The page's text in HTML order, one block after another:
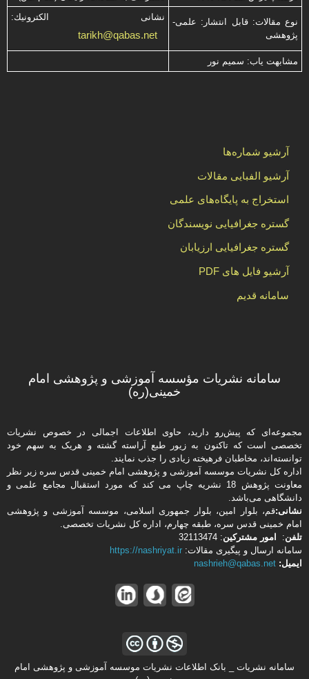
نوع مقالات: قابل انتشار: علمی-
پژوهشی
نشانی الكترونیك:
tarikh@qabas.net
مشابهت ياب: سميم نور
آرشیو شماره‌ها
آرشیو الفبایی مقالات
استخراج به پایگاه‌های علمی
گستره جغرافیایی نویسندگان
گستره جغرافیایی ارزیابان
آرشیو فایل های PDF
سامانه قدیم
سامانه نشریات مؤسسه آموزشی و پژوهشی امام
خمینی(ره)
مجموعه‌ای که پیش‌رو دارید،‌ حاوی اطلاعات اجمالی در خصوص نشریات
تخصصی است که تاکنون به زیور طبع آراسته گشته و هریک به سهم خود
توانسته‌اند، مخاطبان فرهیخته‌ زیادی را جذب نمایند.
اداره كل نشریات موسسه آموزشی و پژوهشی امام خمینی قدس سره زیر نظر
معاونت پژوهش 18 نشریه چاپ می کند که مورد استقبال مجامع علمی و
دانشگاهی می‌باشد.
نشانی:قم، بلوار امین، بلوار جمهوری اسلامی، موسسه آموزشی و پژوهشی
امام خمینی قدس سره، طبقه چهارم، اداره كل نشریات تخصصی.
تلفن: امور مشتركین: 32113474
سامانه ارسال و پیگیری مقالات: https://nashriyat.ir
ایمیل: nashrieh@qabas.net
سامانه نشریات _ بانک اطلاعات نشریات موسسه آموزشی و پژوهشی امام